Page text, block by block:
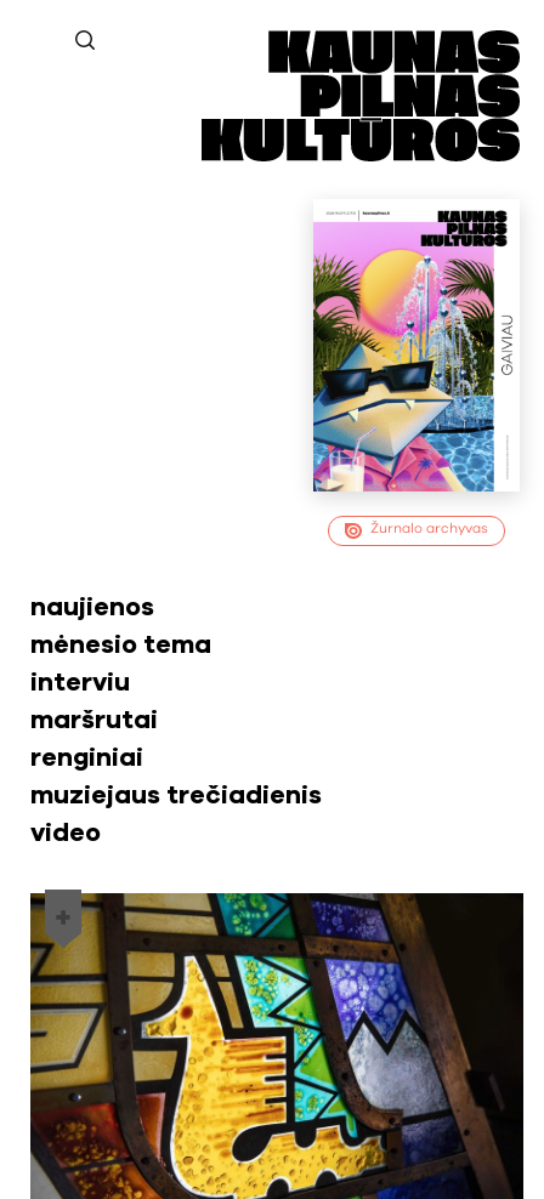
Žurnalo archyvas
naujienos
mėnesio tema
interviu
maršrutai
renginiai
muziejaus trečiadienis
video